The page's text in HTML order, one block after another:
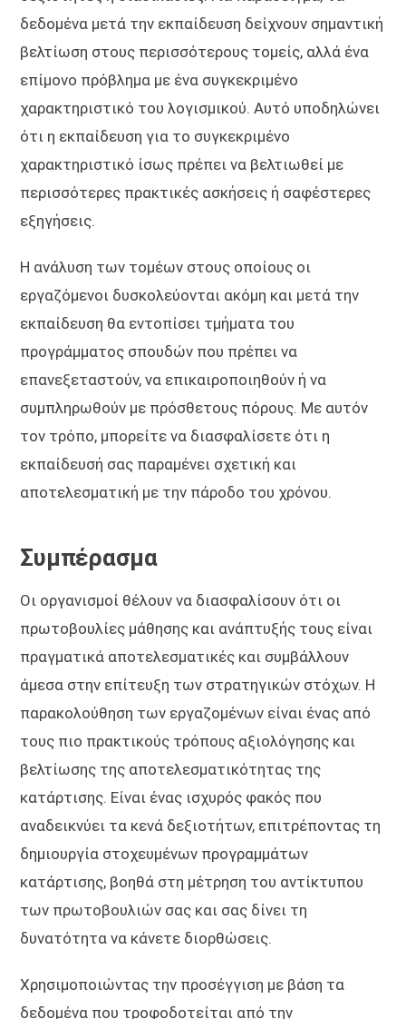
δεδομένα μετά την εκπαίδευση δείχνουν σημαντική
βελτίωση στους περισσότερους τομείς, αλλά ένα
επίμονο πρόβλημα με ένα συγκεκριμένο
χαρακτηριστικό του λογισμικού. Αυτό υποδηλώνει
ότι η εκπαίδευση για το συγκεκριμένο
χαρακτηριστικό ίσως πρέπει να βελτιωθεί με
περισσότερες πρακτικές ασκήσεις ή σαφέστερες
εξηγήσεις.
Η ανάλυση των τομέων στους οποίους οι
εργαζόμενοι δυσκολεύονται ακόμη και μετά την
εκπαίδευση θα εντοπίσει τμήματα του
προγράμματος σπουδών που πρέπει να
επανεξεταστούν, να επικαιροποιηθούν ή να
συμπληρωθούν με πρόσθετους πόρους. Με αυτόν
τον τρόπο, μπορείτε να διασφαλίσετε ότι η
εκπαίδευσή σας παραμένει σχετική και
αποτελεσματική με την πάροδο του χρόνου.
Συμπέρασμα
Οι οργανισμοί θέλουν να διασφαλίσουν ότι οι
πρωτοβουλίες μάθησης και ανάπτυξής τους είναι
πραγματικά αποτελεσματικές και συμβάλλουν
άμεσα στην επίτευξη των στρατηγικών στόχων. Η
παρακολούθηση των εργαζομένων είναι ένας από
τους πιο πρακτικούς τρόπους αξιολόγησης και
βελτίωσης της αποτελεσματικότητας της
κατάρτισης. Είναι ένας ισχυρός φακός που
αναδεικνύει τα κενά δεξιοτήτων, επιτρέποντας τη
δημιουργία στοχευμένων προγραμμάτων
κατάρτισης, βοηθά στη μέτρηση του αντίκτυπου
των πρωτοβουλιών σας και σας δίνει τη
δυνατότητα να κάνετε διορθώσεις.
Χρησιμοποιώντας την προσέγγιση με βάση τα
δεδομένα που τροφοδοτείται από την